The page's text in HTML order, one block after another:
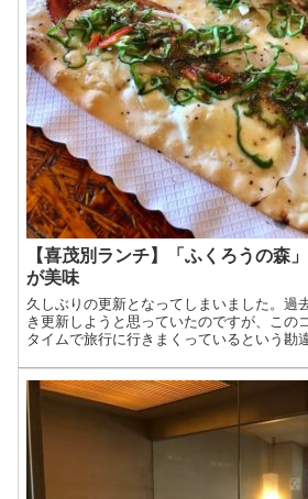
【喜茂別ランチ】「ふくろうの森
が美味
久しぶりの更新となってしまいました。過
き更新しようと思っていたのですが、この
タイムで旅行に行きまくっているという勘
定...